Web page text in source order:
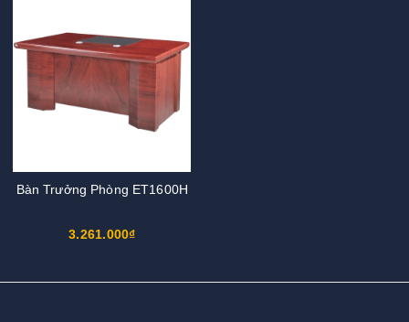
Bàn Trưởng Phòng ET1600H
3.261.000₫